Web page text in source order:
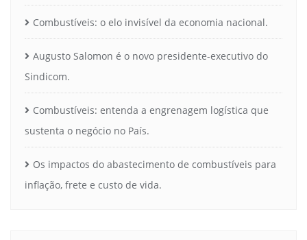
Combustíveis: o elo invisível da economia nacional.
Augusto Salomon é o novo presidente-executivo do
Sindicom.
Combustíveis: entenda a engrenagem logística que
sustenta o negócio no País.
Os impactos do abastecimento de combustíveis para
inflação, frete e custo de vida.